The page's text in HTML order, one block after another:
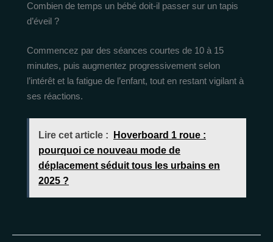
Combien de temps un bébé doit-il passer sur un tapis
d’éveil ?
Commencez par des séances courtes de 10 à 15
minutes, puis augmentez progressivement selon
l’intérêt et la fatigue de l’enfant, tout en restant vigilant à
ses réactions.
Lire cet article :
Hoverboard 1 roue :
pourquoi ce nouveau mode de
déplacement séduit tous les urbains en
2025 ?